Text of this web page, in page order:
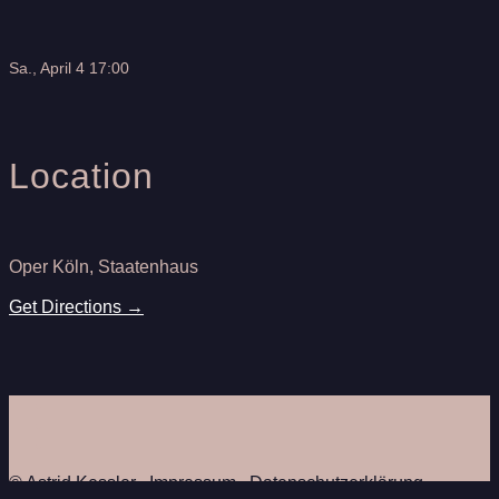
Sa., April 4 17:00
Location
Oper Köln, Staatenhaus
Get Directions →
© Astrid Kessler ∙Impressum∙Datenschutzerklärung